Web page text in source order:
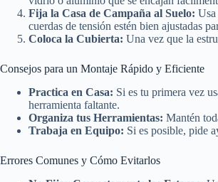
Fija la Casa de Campaña al Suelo: Usa
cuerdas de tensión estén bien ajustadas
Coloca la Cubierta: Una vez que la
Consejos para un Montaje Rápido y Eficiente
Practica en Casa: Si es tu primera vez
herramienta faltante.
Organiza tus Herramientas: Mantén
Trabaja en Equipo: Si es posible, pide
Errores Comunes y Cómo Evitarlos